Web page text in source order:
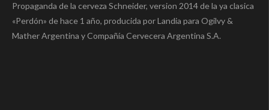
Propaganda de la cerveza Schneider, version 2014 de la ya clasica
«Perdón» de hace 1 año, producida por Landia para Ogilvy &
Mather Argentina y Compañía Cervecera Argentina S.A.